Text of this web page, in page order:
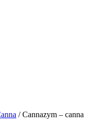
/ Cannazym – canna